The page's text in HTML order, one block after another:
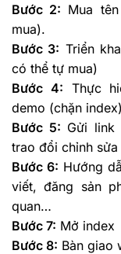
Bước 2: Mua
mua).
Bước 3: Triển
có thể tự mua)
Bước 4: Thực
demo (chặn index)
Bước 5: Gửi link
trao đổi chỉnh
Bước 6: Hướng
viết, đăng sản
quan…
Bước 7: Mở index
Bước 8: Bàn giao